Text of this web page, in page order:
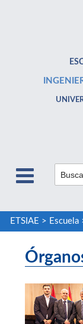
ETSIAE > Escuela